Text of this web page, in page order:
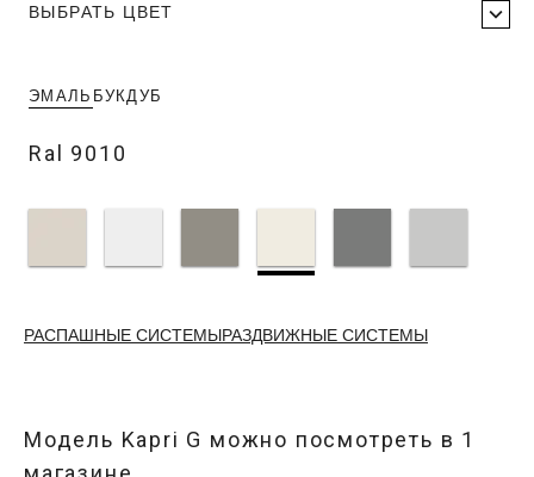
ВЫБРАТЬ ЦВЕТ
ЭМАЛЬ БУК ДУБ
Ral 9010
РАСПАШНЫЕ СИСТЕМЫРАЗДВИЖНЫЕ СИСТЕМЫ
Модель Kapri G можно посмотреть в 1